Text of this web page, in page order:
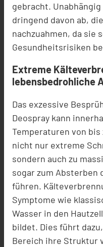
gebracht.
dringend davon ab,
nachzuahmen, da sie
Gesundheitsrisiken
Extreme
lebensbedrohliche
Das exzessive
Deospray kann
Temperaturen von bis
nicht nur extreme
sondern auch zu
sogar zum Absterben
führen.
Symptome wie
Wasser in den
bildet. Dies führt
Bereich ihre Struktur